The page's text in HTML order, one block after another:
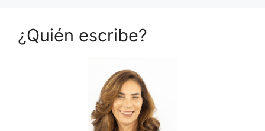
¿Quién escribe?